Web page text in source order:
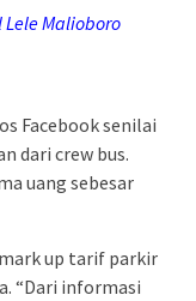
Malioboro
Facebook senilai
dari crew bus.
uang sebesar
up tarif parkir
“Dari informasi